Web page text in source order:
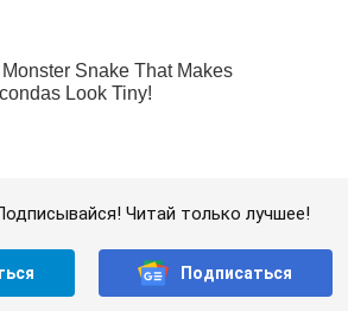
Читай только лучшее!
Подписаться